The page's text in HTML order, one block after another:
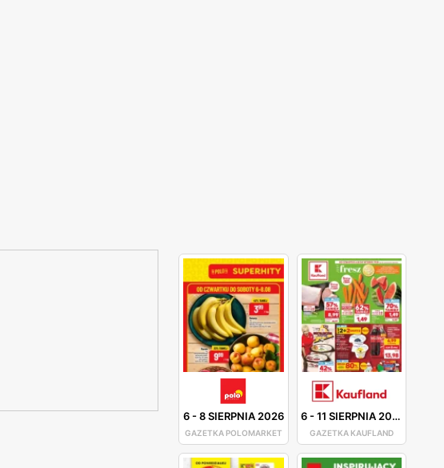
6-8 SIERPNIA 2026
GAZETKA POLOMARKET
6-11 SIERPNIA 2026
GAZETKA KAUFLAND